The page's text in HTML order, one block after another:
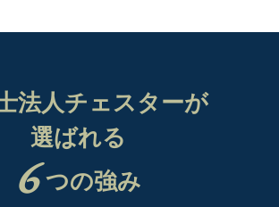
法人チェスターが
選ばれる
6 つの強み